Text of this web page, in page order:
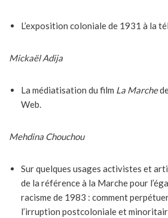
L’exposition coloniale de 1931 à la
Mickaël Adija
La médiatisation du film La Marche
Web.
Mehdina Chouchou
Sur quelques usages activistes et
de la référence à la Marche pour
racisme de 1983 : comment
l’irruption postcoloniale et